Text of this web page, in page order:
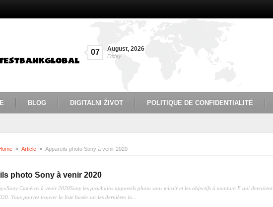
07 August, 2026
Friday
BLOG DIGITALNI ŽIVOT POLITIQUE DE CONFIDENTIALITÉ
Article Appareils photo Sony à venir 2020
photo Sony à venir 2020
Caméras à venir 2020Sony les prochains appareils photo sans miroir et les objectifs à monture E qui devraient
Vous pouvez trouver la liste basée sur les dernières in...